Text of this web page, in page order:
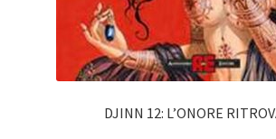
DJINN 12: L’ONORE